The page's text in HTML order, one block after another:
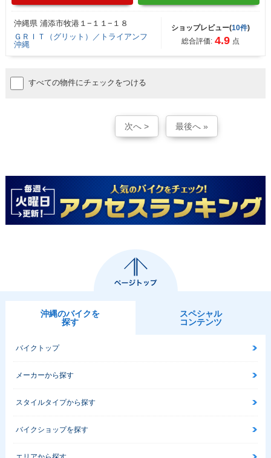
沖縄県 浦添市牧港１−１１−１８
ＧＲＩＴ（グリット）／トライアンフ
沖縄
ショップレビュー(10件)
総合評価: 4.9 点
すべての物件にチェックをつける
次へ > 最後へ »
沖縄のバイクを
探す
スペシャル
コンテンツ
バイクトップ
メーカーから探す
スタイルタイプから探す
バイクショップを探す